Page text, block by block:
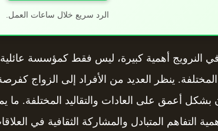
الرد سريع خلال ساعات العمل.
النرويج أهمية كبيرة، ليس فقط كمؤسسة
ينظر العديد من الأفراد إلى الزواج كفرصة
أعمق على العادات والتقاليد المختلفة. ما
التفاهم المتبادل والمشاركة الثقافية في